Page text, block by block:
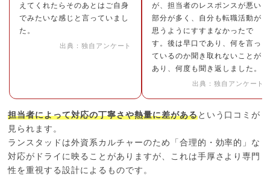
えてくれたらそのあとはご自身
でみたいな感じと言っていまし
た。
出典：独自アンケート
が、担当者のレスポンスが悪い
部分が多く、自分も転職活動が
思うようにすすまなかったで
す。後は早口であり、何を言っ
ているのか聞き取れないことが
あり、何度も聞き返しました。
出典：独自アンケート
担当者によって対応の丁寧さや熱量に差があるという口コミが
見られます。
ランスタッドは外資系カルチャーのため「合理的・効率的」な
対応がドライに映ることがありますが、これは手厚さより専門
性を重視する設計によるものです。